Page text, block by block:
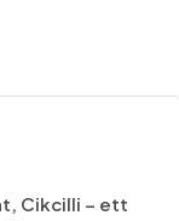
Cikcilli – ett